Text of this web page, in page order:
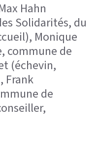
Hahn
Solidarités, du
Monique
commune de
(échevin,
Frank
de